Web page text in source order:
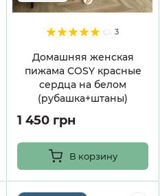
3
Домашняя женская
пижама COSY красные
сердца на белом
(рубашка+штаны)
1 450 грн
В корзину